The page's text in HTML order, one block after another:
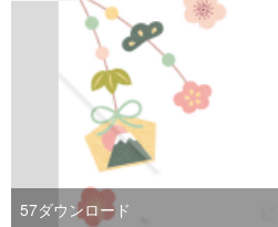
57ダウンロード